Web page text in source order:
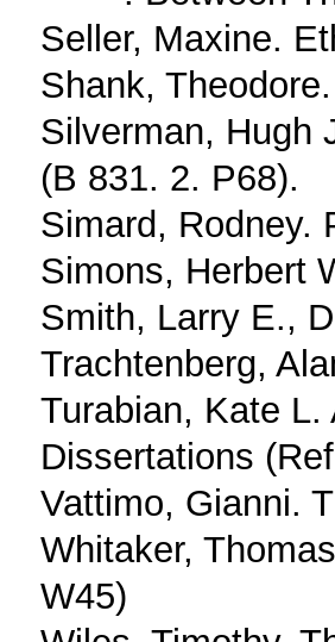
Seller, Maxine.
Shank,
Silverman, Hugh
(B 831. 2. P68).
Simard, Rodney.
Simons, Herbert
Smith, Larry E.,
Trachtenberg,
Turabian, Kate L.
Dissertations
Vattimo, Gianni.
Whitaker,
W45)